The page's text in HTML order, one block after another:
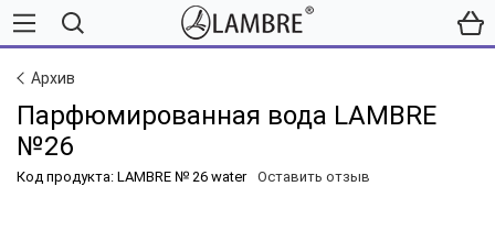
Архив
Парфюмированная вода LAMBRE
№26
Код продукта: LAMBRE № 26 water Оставить отзыв